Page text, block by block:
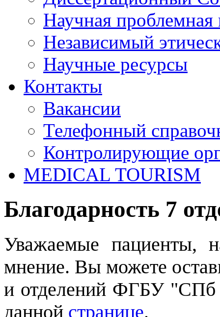
Научная проблемная
Независимый
Научные ресурсы
Контакты
Вакансии
Телефонный
Контролирующие
MEDICAL TOURISM
Благодарность 7
Уважаемые пациенты,
мнение. Вы можете
и отделений ФГБУ
данной странице.